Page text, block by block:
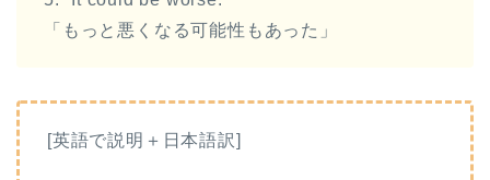
「もっと悪くなる可能性もあった」
[英語で説明＋日本語訳]